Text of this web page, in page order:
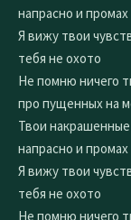
напрасно и промах
Я вижу твои
тебя не охото
Не помню ничего
про пущенных на
Твои
напрасно и промах
Я вижу твои
тебя не охото
Не помню ничего